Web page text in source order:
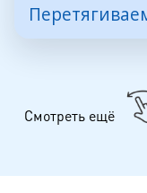
Смотреть ещё